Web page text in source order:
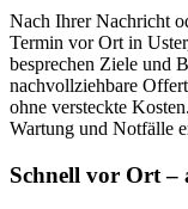
Nach Ihrer Nachricht
Termin vor Ort in
besprechen Ziele und
nachvollziehbare
ohne versteckte
Wartung und Notfälle
Schnell vor Ort –